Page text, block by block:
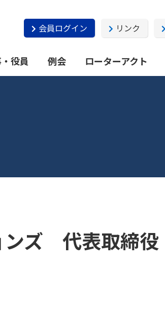
会員ログイン リンク
役員 例会 ローターアクト
ンズ 代表取締役